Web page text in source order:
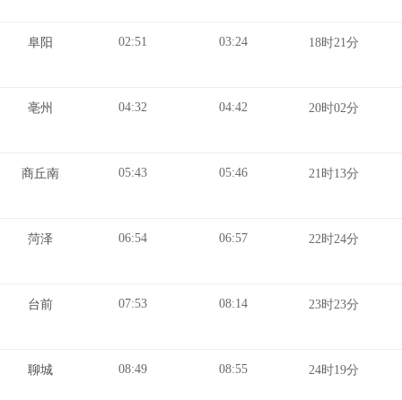
阜阳 02:51 03:24 18时21分
亳州 04:32 04:42 20时02分
商丘南 05:43 05:46 21时13分
菏泽 06:54 06:57 22时24分
台前 07:53 08:14 23时23分
聊城 08:49 08:55 24时19分